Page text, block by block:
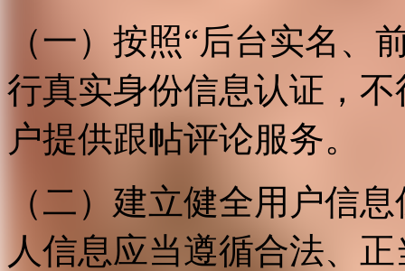
（一）按照“后台实名、
行真实身份信息认证，
户提供跟帖评论服务。
（二）建立健全用户信
人信息应当遵循合法、